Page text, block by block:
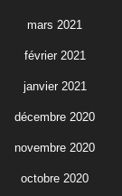
mars 2021
février 2021
janvier 2021
décembre 2020
novembre 2020
octobre 2020